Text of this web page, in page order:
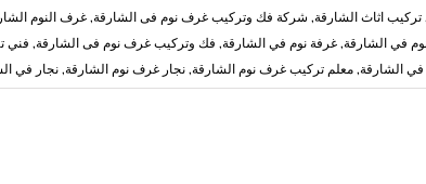
, تركيب اثاث الشارقة, شركة فك وتركيب غرف نوم فى الشارقة, غرف النوم
في الشارقة, غرفة نوم في الشارقة, فك وتركيب غرف نوم فى الشارقة, فني
الشارقة, معلم تركيب غرف نوم الشارقة, نجار غرف نوم الشارقة, نجار في